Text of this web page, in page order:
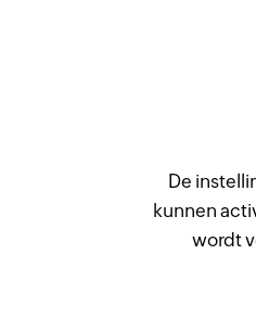
De
kunnen
wordt